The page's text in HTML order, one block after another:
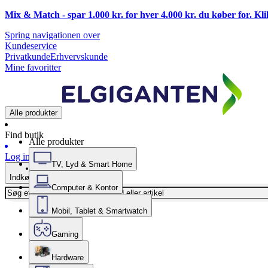
Mix & Match - spar 1.000 kr. for hver 4.000 kr. du køber for.
Spring navigationen over
Kundeservice
PrivatkundeErhvervskunde
Mine favoritter
Alle produkter
Find butik
Log ind
Indkøbskurv
Alle produkter
TV, Lyd & Smart Home
Computer & Kontor
Mobil, Tablet & Smartwatch
Gaming
Hardware